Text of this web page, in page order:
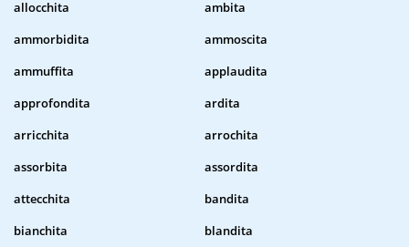
allocchita
ambita
ammorbidita
ammoscita
ammuffita
applaudita
approfondita
ardita
arricchita
arrochita
assorbita
assordita
attecchita
bandita
bianchita
blandita